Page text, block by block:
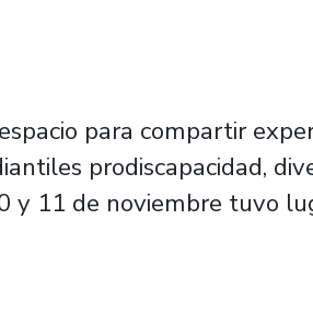
para compartir
prodiscapacidad,
y 11 de noviembre tuvo